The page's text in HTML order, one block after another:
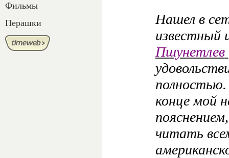
Фильмы
Перашки
Нашел в
известный
Пшунетлев
полностью.
конце мой
читать